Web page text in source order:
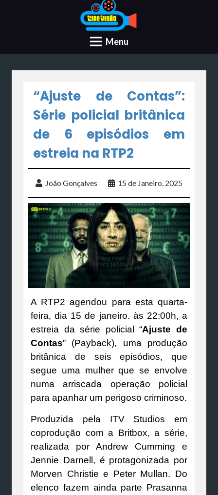
Menu
“Ajuste de Contas”:
Série policial britânica
de 6 episódios em
estreia na RTP2
João Gonçalves 15 de Janeiro, 2025
A RTP2 agendou para esta quarta-
feira, dia 15 de janeiro. às 22:00h, a
estreia da série policial “Ajuste de
Contas” (Payback), uma produção
britânica de seis episódios, que
segue uma mulher que se envolve
numa arriscada operação policial
para apanhar um perigoso criminoso.
Produzida pela ITV Studios em
coprodução com a Britbox, a série,
realizada por Andrew Cumming e
Jennie Darnell, é protagonizada por
Morven Christie e Peter Mullan. Do
elenco fazem ainda parte Prasanna